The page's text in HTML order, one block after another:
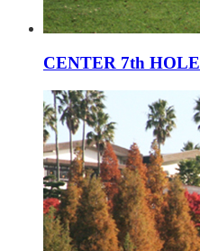
CENTER 7th HOLE